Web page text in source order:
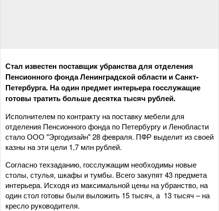
Стал известен поставщик убранства для отделения
Пенсионного фонда Ленинградской области и Санкт-
Петербурга. На один предмет интерьера госслужащие
готовы тратить больше десятка тысяч рублей.
Исполнителем по контракту на поставку мебели для
отделения Пенсионного фонда по Петербургу и Ленобласти
стало ООО "Эргодизайн" 28 февраля. ПФР выделит из своей
казны на эти цели 1,7 млн рублей.
Согласно техзаданию, госслужащим необходимы новые
столы, стулья, шкафы и тумбы. Всего закупят 43 предмета
интерьера. Исходя из максимальной цены на убранство, на
один стол готовы были выложить 15 тысяч, а 13 тысяч – на
кресло руководителя.